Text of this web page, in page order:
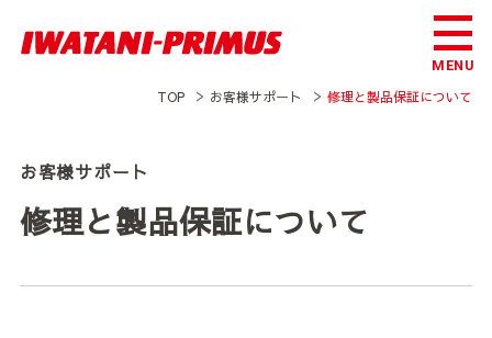
TOP お客様サポート 修理と製品保証について
お客様サポート
修理と製品保証について